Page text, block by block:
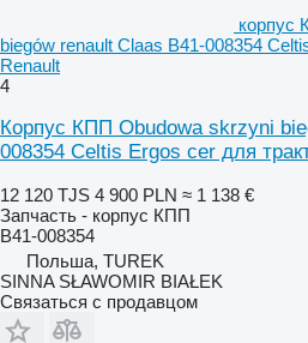
корпус
biegów renault Claas B41-008354
Renault
4
Корпус КПП Obudowa skrzyni
008354 Celtis Ergos cer для
12 120 TJS 4 900 PLN ≈ 1 138 €
Запчасть - корпус КПП
B41-008354
Польша, TUREK
SINNA SŁAWOMIR BIAŁEK
Связаться с продавцом